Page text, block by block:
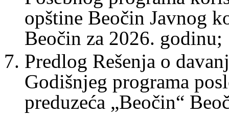
opštine Beočin Javnog
Beočin za 2026. godinu;
Predlog Rešenja o
Godišnjeg programa
preduzeća „Beočin“